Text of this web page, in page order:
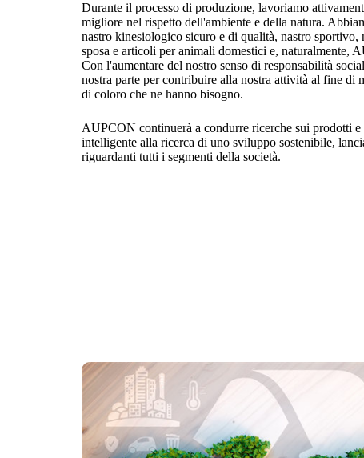
Durante il processo di produzione, lavoriamo
migliore nel rispetto dell'ambiente e della natura.
nastro kinesiologico sicuro e di qualità, nastro sportivo,
sposa e articoli per animali domestici e, naturalmente,
Con l'aumentare del nostro senso di responsabilità
nostra parte per contribuire alla nostra attività al fine di
di coloro che ne hanno bisogno.
AUPCON continuerà a condurre ricerche sui prodotti e
intelligente alla ricerca di uno sviluppo sostenibile,
riguardanti tutti i segmenti della società.